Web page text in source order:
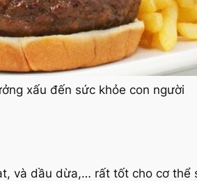
xấu đến sức khỏe con người
và dầu dừa,… rất tốt cho cơ thể